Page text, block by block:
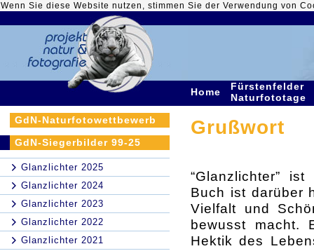
Wenn Sie diese Website nutzen, stimmen Sie der Verwendung von
Home
Fürstenfelder
Naturfototage
GdN-Naturfotowettbewerb
GdN-Siegerbilder 99-25
Glanzlichter 2025
Glanzlichter 2024
Glanzlichter 2023
Glanzlichter 2022
Glanzlichter 2021
Grußwort
“Glanzlichter”
Buch ist darüber
Vielfalt und
bewusst macht.
Hektik des